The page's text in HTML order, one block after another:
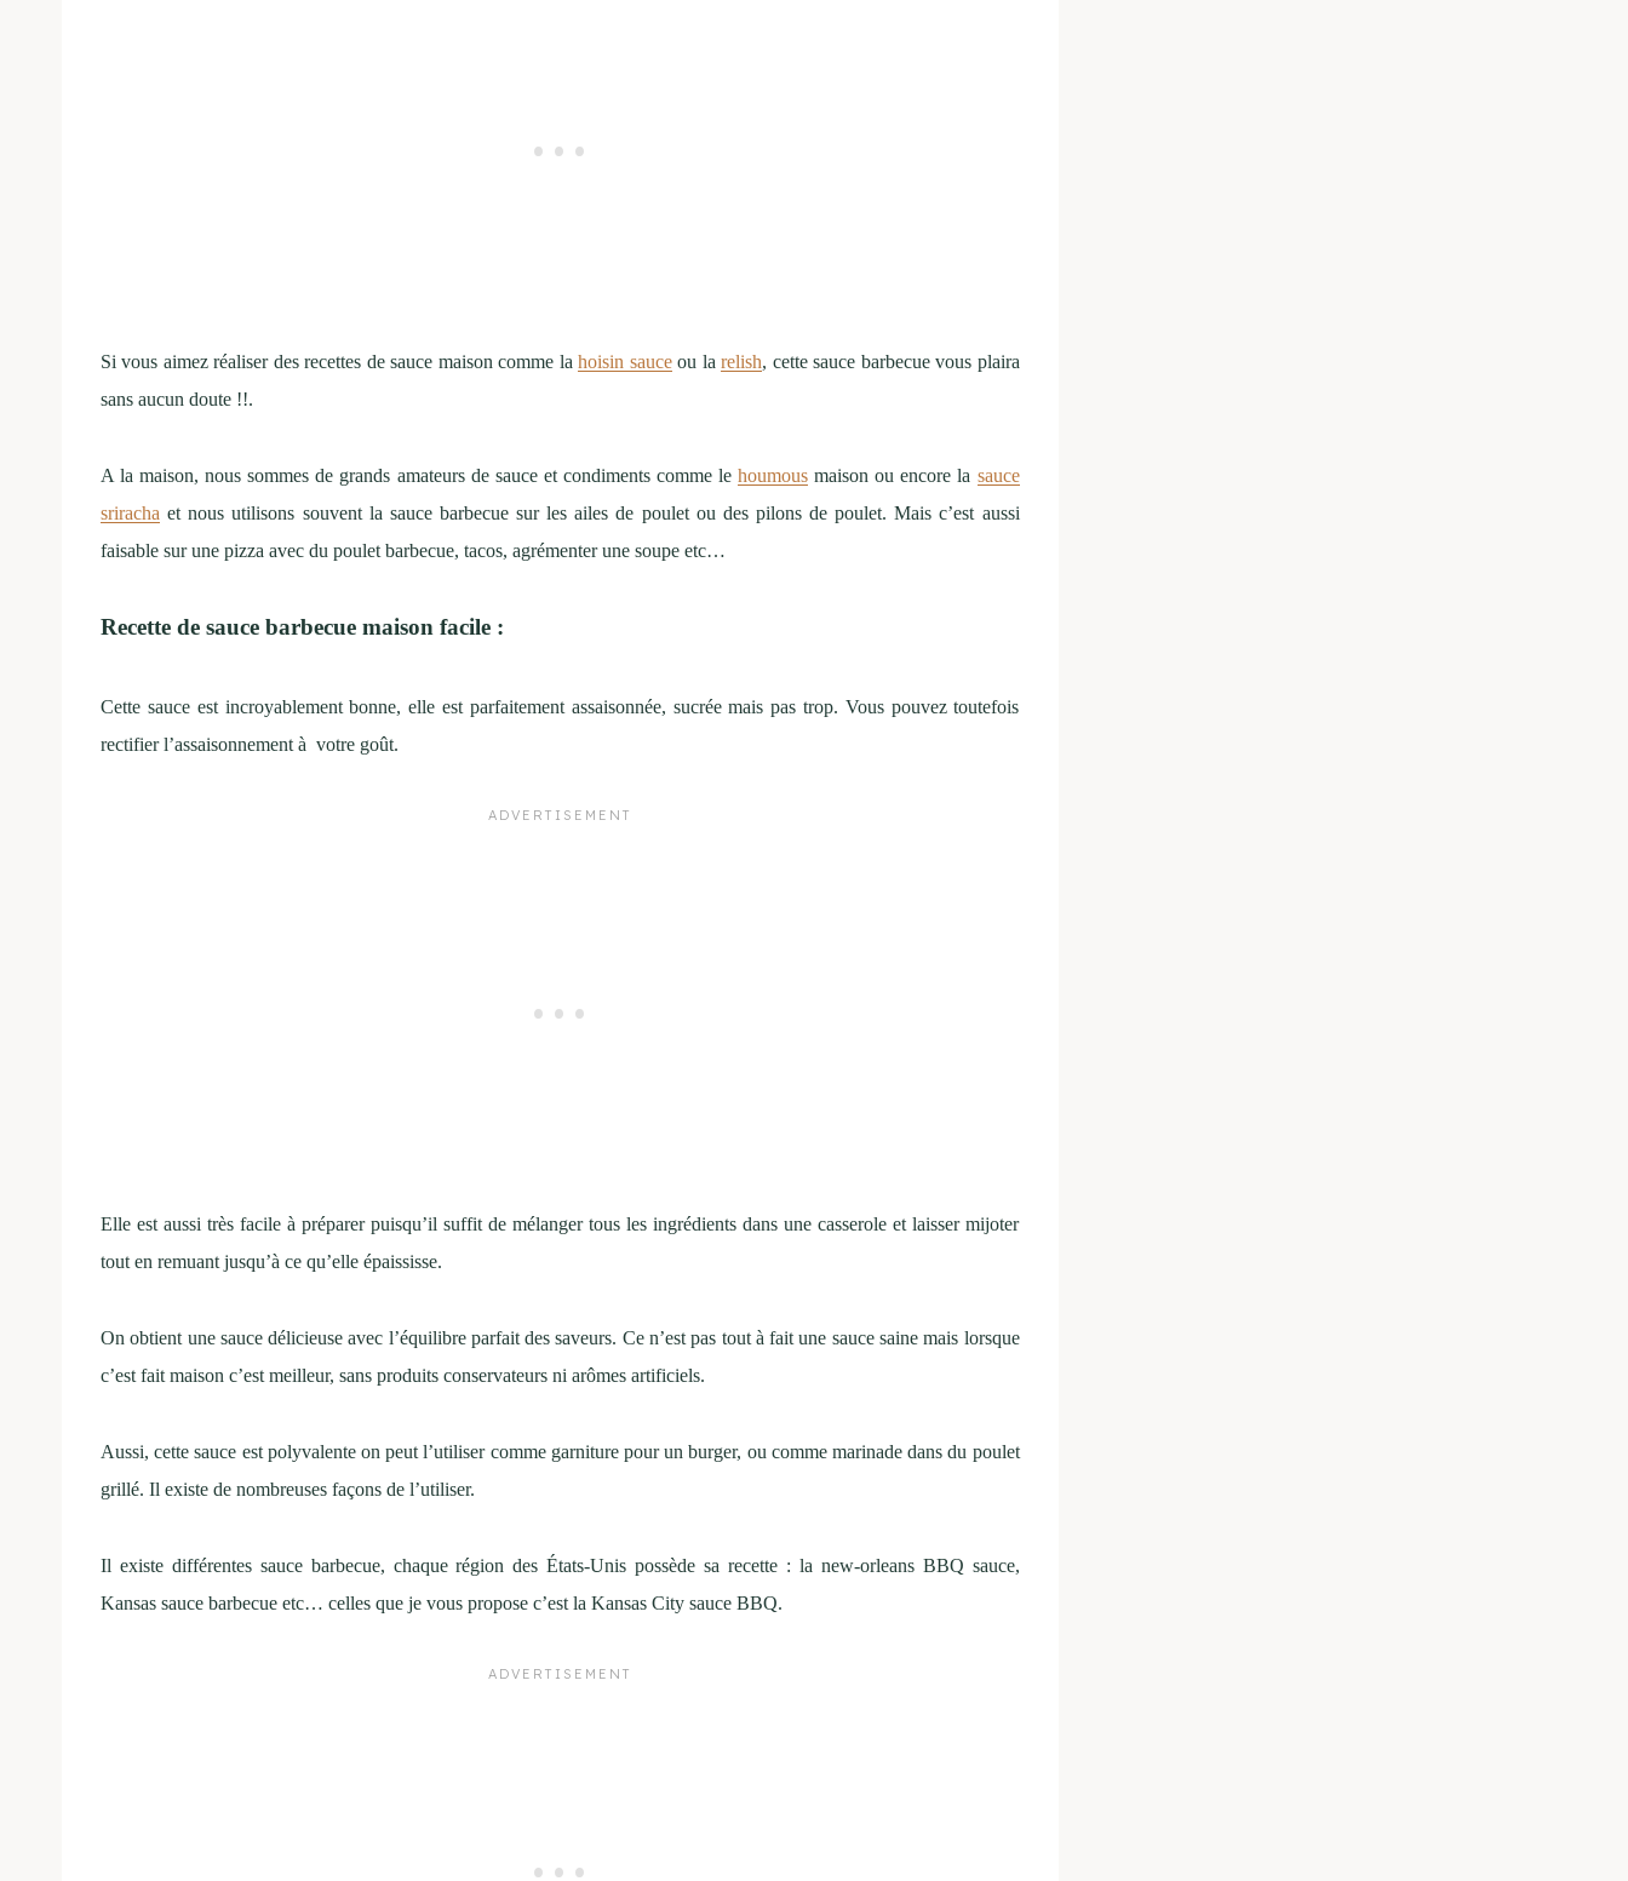
Si vous aimez réaliser des recettes de sauce maison comme lahoisin sauceou larelish, cette sauce barbecue vous plaira
sans aucun doute !!.
A la maison, nous sommes de grands amateurs de sauce et condiments comme lehoumous maison ou encore la sauce
sriracha et nous utilisons souvent la sauce barbecue sur les ailes de poulet ou des pilons de poulet. Mais c’est aussi
faisable sur une pizza avec du poulet barbecue, tacos, agrémenter une soupe etc…
Recette de sauce barbecue maison facile :
Cette sauce est incroyablement bonne, elle est parfaitement assaisonnée, sucrée mais pas trop. Vous pouvez toutefois
rectifier l’assaisonnement à votre goût.
Elle est aussi très facile à préparer puisqu’il suffit de mélanger tous les ingrédients dans une casserole et laisser mijoter
tout en remuant jusqu’à ce qu’elle épaississe.
On obtient une sauce délicieuse avec l’équilibre parfait des saveurs. Ce n’est pas tout à fait une sauce saine mais lorsque
c’est fait maison c’est meilleur, sans produits conservateurs ni arômes artificiels.
Aussi, cette sauce est polyvalente on peut l’utiliser comme garniture pour un burger, ou comme marinade dans du poulet
grillé. Il existe de nombreuses façons de l’utiliser.
Il existe différentes sauce barbecue, chaque région des États-Unis possède sa recette : la new-orleans BBQ sauce,
Kansas sauce barbecue etc… celles que je vous propose c’est la Kansas City sauce BBQ.